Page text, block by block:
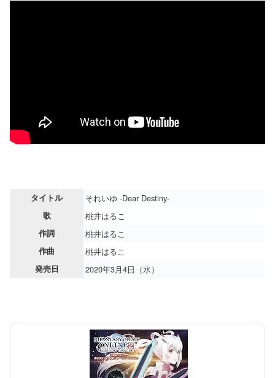
タイトル それいゆ -Dear Destiny-
歌 桃井はるこ
作詞 桃井はるこ
作曲 桃井はるこ
発売日 2020年3月4日（水）